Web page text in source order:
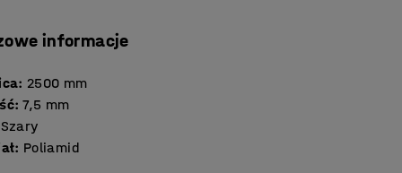
informacje
: 2500 mm
: 7,5 mm
Szary
: Poliamid